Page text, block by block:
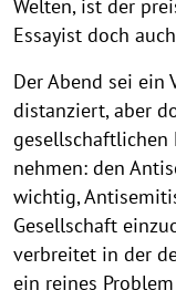
Welten, ist der
Essayist doch
Der Abend sei ein
distanziert, aber
gesellschaftlichen
nehmen: den
wichtig,
Gesellschaft
verbreitet in der
ein reines